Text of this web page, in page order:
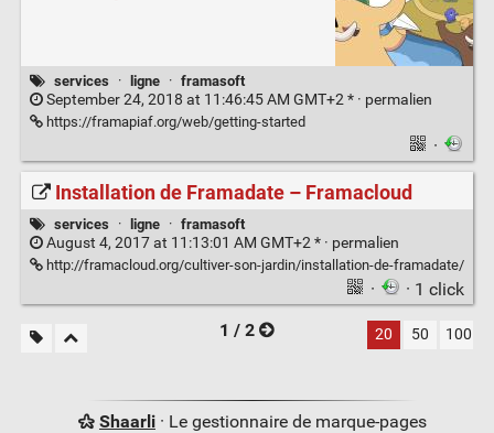
services · ligne · framasoft
September 24, 2018 at 11:46:45 AM GMT+2 * · permalien
https://framapiaf.org/web/getting-started
·
Installation de Framadate – Framacloud
services · ligne · framasoft
August 4, 2017 at 11:13:01 AM GMT+2 * · permalien
http://framacloud.org/cultiver-son-jardin/installation-de-framadate/
·
· 1 click
1 / 2
20 50 100
Shaarli· Le gestionnaire de marque-pages